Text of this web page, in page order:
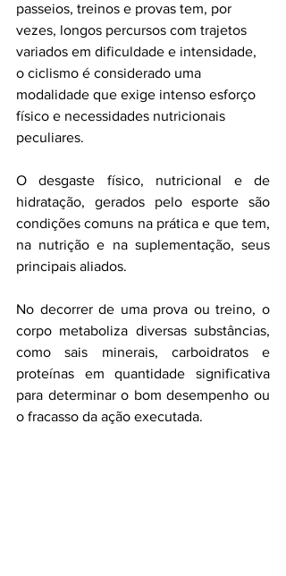
passeios, treinos e provas tem, por
vezes, longos percursos com trajetos
variados em dificuldade e intensidade,
o ciclismo é considerado uma
modalidade que exige intenso esforço
físico e necessidades nutricionais
peculiares.
O desgaste físico, nutricional e de
hidratação, gerados pelo esporte são
condições comuns na prática e que tem,
na nutrição e na suplementação, seus
principais aliados.
No decorrer de uma prova ou treino, o
corpo metaboliza diversas substâncias,
como sais minerais, carboidratos e
proteínas em quantidade significativa
para determinar o bom desempenho ou
o fracasso da ação executada.